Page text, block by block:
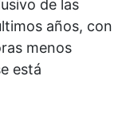
de las
años, con
menos
está